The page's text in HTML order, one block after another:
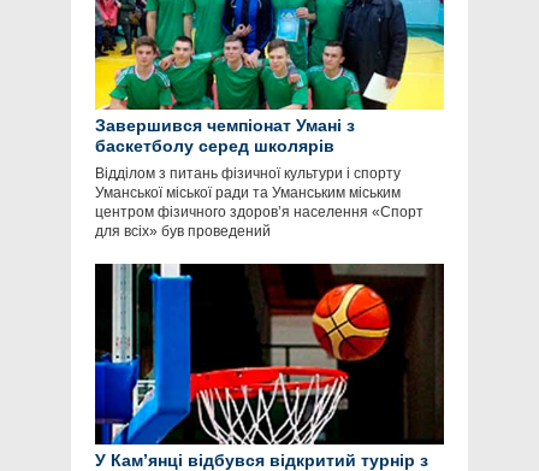
Завершився чемпіонат Умані з
баскетболу серед школярів
Відділом з питань фізичної культури і спорту
Уманської міської ради та Уманським міським
центром фізичного здоров’я населення «Спорт
для всіх» був проведений
У Кам’янці відбувся відкритий турнір з